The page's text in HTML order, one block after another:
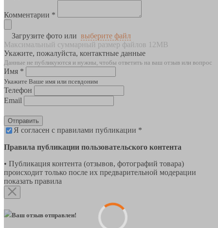
Комментарии *
Загрузите фото или выберите файл
Максимальный суммарный размер файлов 12MB
Укажите, пожалуйста, контактные данные
Данные не публикуются и нужны, чтобы ответить на ваш отзыв или вопрос
Имя *
Укажите Ваше имя или псевдоним
Телефон
Email
Отправить
Я согласен с правилами публикации *
Правила публикации пользовательского контента
• Публикация контента (отзывов, фотографий товара)
происходит только после их предварительной модерации
показать правила
Ваш отзыв отправлен!